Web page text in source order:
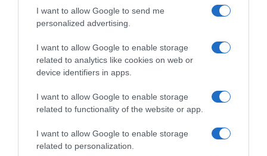
I want to allow Google to send me
personalized advertising.
I want to allow Google to enable storage
related to analytics like cookies on web or
device identifiers in apps.
I want to allow Google to enable storage
related to functionality of the website or app.
I want to allow Google to enable storage
related to personalization.
31.3.2021.